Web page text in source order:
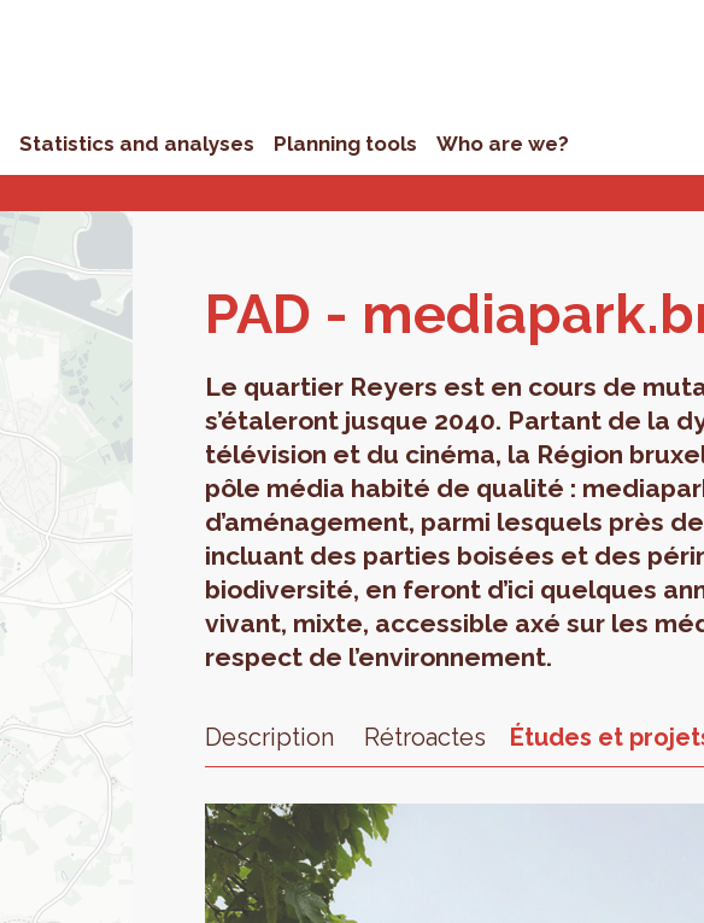
Statistics and analyses Planning tools Who are we?
PAD -
Le quartier Reyers est en cours de
s’étaleront jusque 2040. Partant de la
télévision et du cinéma, la Région
pôle média habité de qualité :
d’aménagement, parmi lesquels près
incluant des parties boisées et des
biodiversité, en feront d’ici quelques
vivant, mixte, accessible axé sur les
respect de l’environnement.
Description Rétroactes